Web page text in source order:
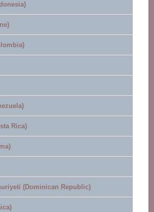
Rica)
(Dominican Republic)